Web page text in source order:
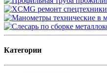
Категории